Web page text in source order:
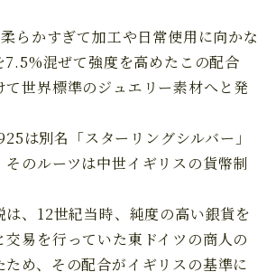
らかすぎて加工や日常使用に向かな
7.5%混ぜて強度を高めたこの配合
て世界標準のジュエリー素材へと発
は別名「スターリングシルバー」
そのルーツは中世イギリスの貨幣制
は、12世紀当時、純度の高い銀貨を
交易を行っていた東ドイツの商人の
ため、その配合がイギリスの基準に